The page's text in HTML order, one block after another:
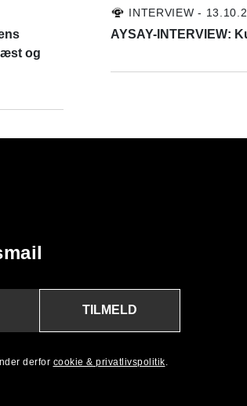
og
INTERVIEW -
AYSAY-INTERVIEW:
TILMELD
derfor cookie & privatlivspolitik